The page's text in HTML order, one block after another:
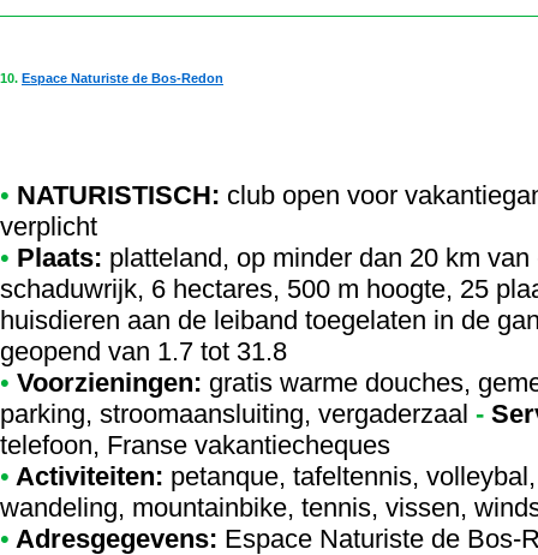
10. Espace Naturiste de Bos-Redon
• NATURISTISCH: club open voor
verplicht
• Plaats: platteland, op minder dan 20 km
schaduwrijk, 6 hectares, 500 m hoogte, 25
huisdieren aan de leiband toegelaten in de
geopend van 1.7 tot 31.8
• Voorzieningen: gratis warme douches,
parking, stroomaansluiting, vergaderzaal -
telefoon, Franse vakantiecheques
• Activiteiten: petanque, tafeltennis,
wandeling, mountainbike, tennis, vissen,
• Adresgegevens: Espace Naturiste de Bos-